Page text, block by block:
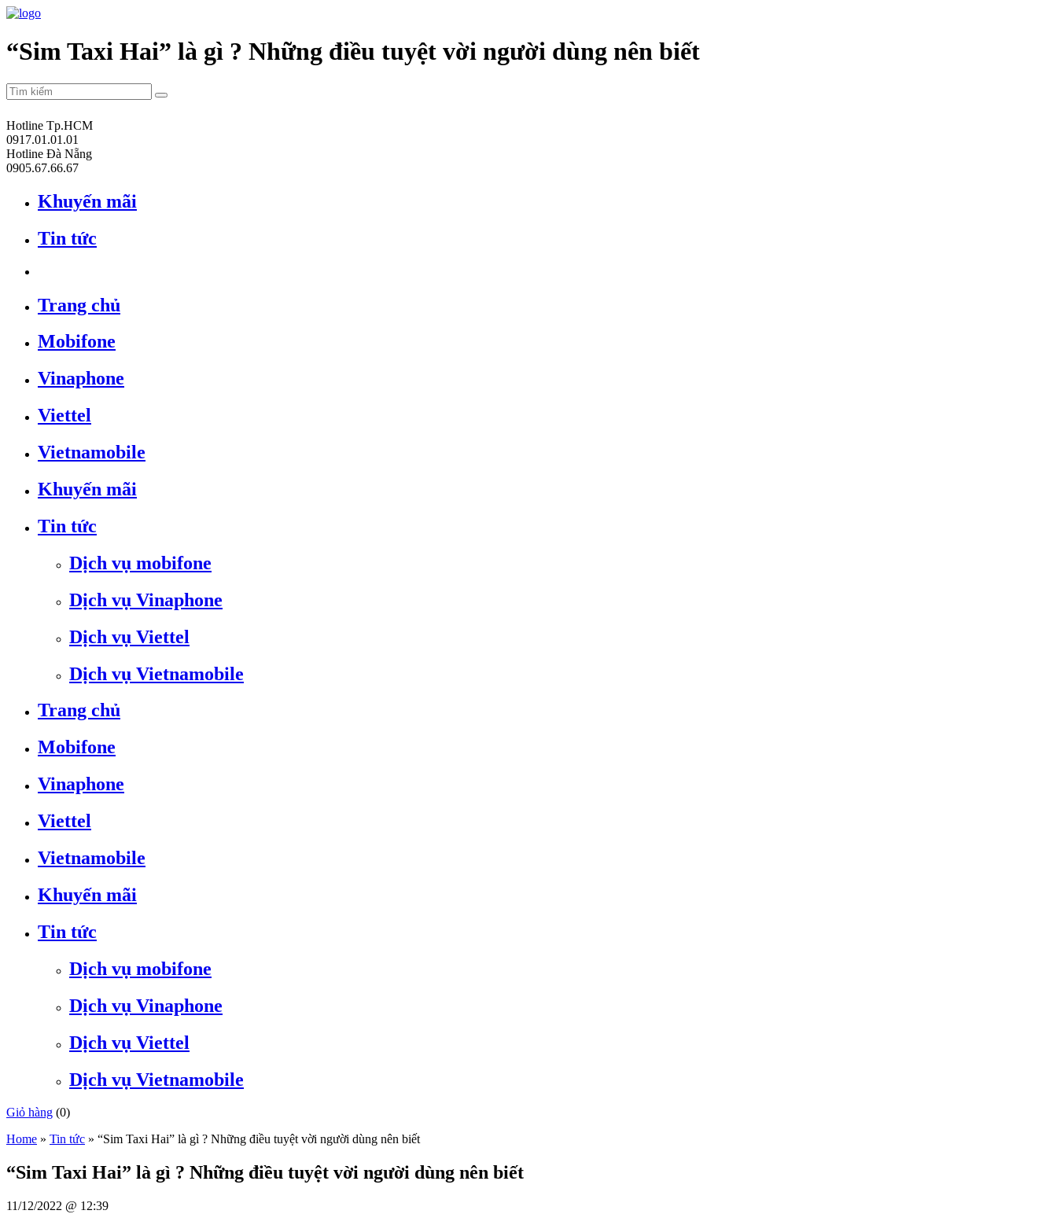
“Sim Taxi Hai” là gì ? Những điều tuyệt vời người dùng nên biết
Hotline Tp.HCM
0917.01.01.01
Hotline Đà Nẵng
0905.67.66.67
Khuyến mãi
Tin tức
Trang chủ
Mobifone
Vinaphone
Viettel
Vietnamobile
Khuyến mãi
Tin tức
Dịch vụ mobifone
Dịch vụ Vinaphone
Dịch vụ Viettel
Dịch vụ Vietnamobile
Trang chủ
Mobifone
Vinaphone
Viettel
Vietnamobile
Khuyến mãi
Tin tức
Dịch vụ mobifone
Dịch vụ Vinaphone
Dịch vụ Viettel
Dịch vụ Vietnamobile
Giỏ hàng (0)
Home » Tin tức » “Sim Taxi Hai” là gì ? Những điều tuyệt vời người dùng nên biết
“Sim Taxi Hai” là gì ? Những điều tuyệt vời người dùng nên biết
11/12/2022 @ 12:39